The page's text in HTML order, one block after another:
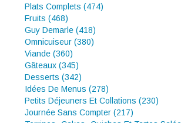
Plats Complets (474)
Fruits (468)
Guy Demarle (418)
Omnicuiseur (380)
Viande (360)
Gâteaux (345)
Desserts (342)
Idées De Menus (278)
Petits Déjeuners Et Collations (230)
Journée Sans Compter (217)